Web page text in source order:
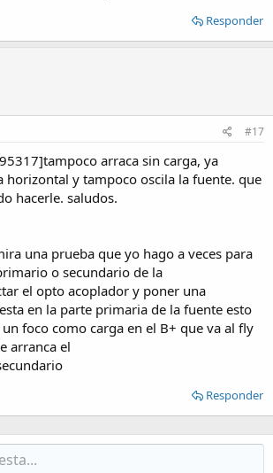
Responder
#17
arraca sin carga, ya
horizontal y tampoco oscila la fuente. que
hacerle. saludos.
una prueba que yo hago a veces para
o secundario de la
el opto acoplador y poner una
en la parte primaria de la fuente esto
foco como carga en el B+ que va al fly
arranca el
Responder